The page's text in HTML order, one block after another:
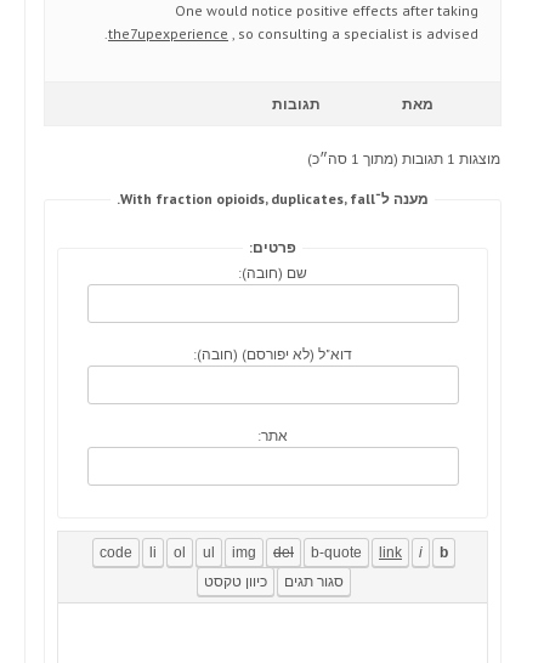
One would notice positive effects after taking
the7upexperience , so consulting a specialist is advised.
מאת תגובות
מוצגות 1 תגובות (מתוך 1 סה״כ)
מענה ל־With fraction opioids, duplicates, fall.
פרטים:
שם (חובה):
דוא"ל (לא יפורסם) (חובה):
אתר: